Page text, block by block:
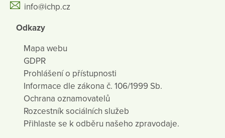
info@ichp.cz
Odkazy
Mapa webu
GDPR
Prohlášení o přístupnosti
Informace dle zákona č. 106/1999 Sb.
Ochrana oznamovatelů
Rozcestník sociálních služeb
Přihlaste se k odběru našeho zpravodaje.